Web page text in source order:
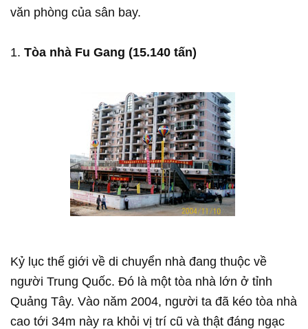
văn phòng của sân bay.
1. Tòa nhà Fu Gang (15.140 tấn)
Kỷ lục thế giới về di chuyển nhà đang thuộc về
người Trung Quốc. Đó là một tòa nhà lớn ở tỉnh
Quảng Tây. Vào năm 2004, người ta đã kéo tòa nhà
cao tới 34m này ra khỏi vị trí cũ và thật đáng ngạc